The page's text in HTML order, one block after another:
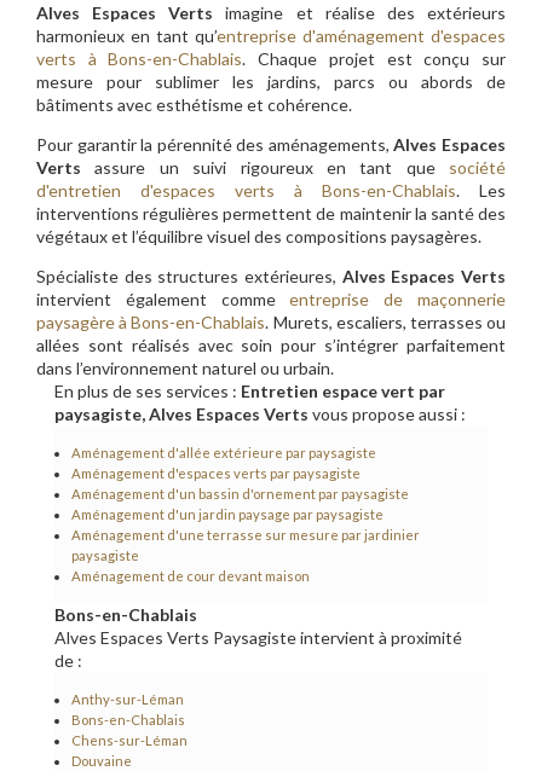
Alves Espaces Verts imagine et réalise des extérieurs
harmonieux en tant qu’entreprise d'aménagement d'espaces
verts à Bons-en-Chablais. Chaque projet est conçu sur
mesure pour sublimer les jardins, parcs ou abords de
bâtiments avec esthétisme et cohérence.
Pour garantir la pérennité des aménagements,Alves Espaces
Verts assure un suivi rigoureux en tant que société
d'entretien d'espaces verts à Bons-en-Chablais. Les
interventions régulières permettent de maintenir la santé des
végétaux et l’équilibre visuel des compositions paysagères.
Spécialiste des structures extérieures, Alves Espaces Verts
intervient également commeentreprise de maçonnerie
paysagère à Bons-en-Chablais. Murets, escaliers, terrasses ou
allées sont réalisés avec soin pour s’intégrer parfaitement
dans l’environnement naturel ou urbain.
En plus de ses services : Entretien espace vert par
paysagiste, Alves Espaces Verts vous propose aussi :
Aménagement d'allée extérieure par paysagiste
Aménagement d'espaces verts par paysagiste
Aménagement d'un bassin d'ornement par paysagiste
Aménagement d'un jardin paysage par paysagiste
Aménagement d'une terrasse sur mesure par jardinier
paysagiste
Aménagement de cour devant maison
Bons-en-Chablais
Alves Espaces Verts Paysagiste intervient à proximité
de :
Anthy-sur-Léman
Bons-en-Chablais
Chens-sur-Léman
Douvaine